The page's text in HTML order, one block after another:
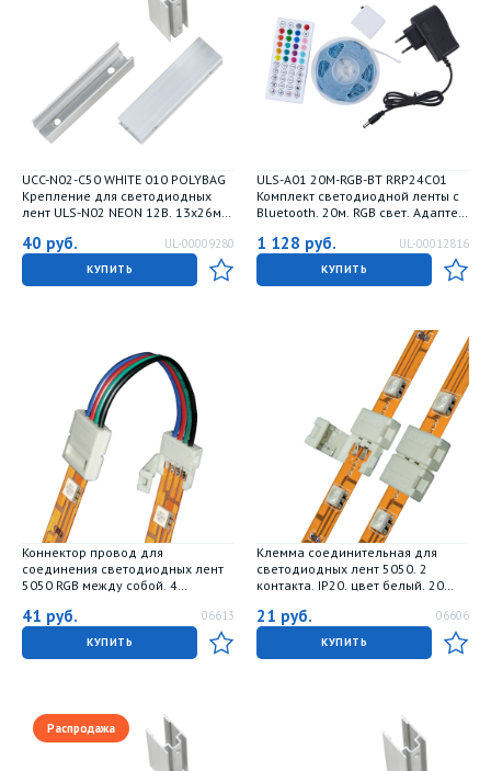
UCC-N02-C50 WHITE 010 POLYBAG
Крепление для светодиодных
лент ULS-N02 NEON 12В. 13x26мм.
Uniel
40 руб. UL-00009280
КУПИТЬ
ULS-A01 20M-RGB-BT RRP24C01
Комплект светодиодной ленты c
Bluetooth. 20м. RGB свет. Адаптер
TM Uniel
1 128 руб. UL-00012816
КУПИТЬ
Коннектор провод для
соединения светодиодных лент
5050 RGB между собой. 4
штук в пакете
41 руб. 06613
КУПИТЬ
Клемма соединительная для
светодиодных лент 5050. 2
контакта. IP20. цвет белый. 20
21 руб. 06606
КУПИТЬ
Распродажа